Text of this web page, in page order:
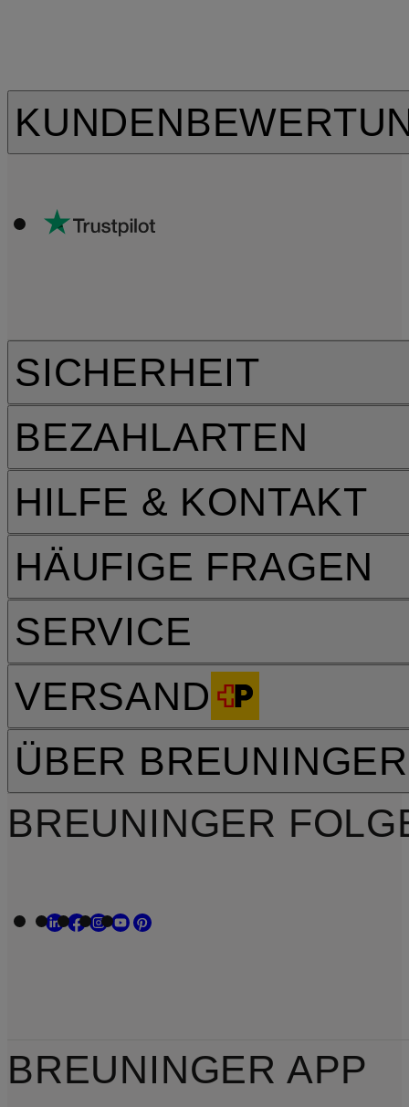
HILFE & KONTAKT
HÄUFIGE FRAGEN
SERVICE
VERSAND
SICHERHEIT
BEZAHLARTEN
ÜBER BREUNINGER
BREUNINGER
BREUNINGER APP